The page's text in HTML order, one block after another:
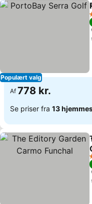
Populært valg
Af 778 kr.
Se priser fra 13